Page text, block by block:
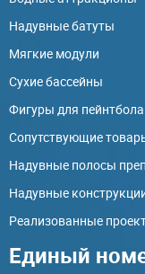
Надувные батуты
Мягкие модули
Сухие бассейны
Фигуры для пейнтбола
Сопутствующие
Надувные полосы
Надувные
Реализованные
Единый